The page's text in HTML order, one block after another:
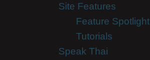
Site Features
Feature Spotlight
Tutorials
Speak Thai